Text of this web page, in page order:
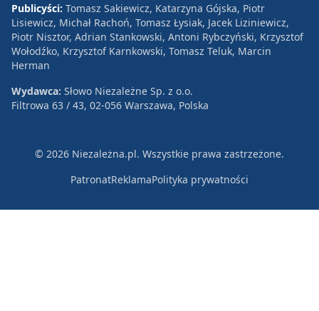
Publicyści: Tomasz Sakiewicz, Katarzyna Gójska, Piotr
Lisiewicz, Michał Rachoń, Tomasz Łysiak, Jacek Liziniewicz,
Piotr Nisztor, Adrian Stankowski, Antoni Rybczyński, Krzysztof
Wołodźko, Krzysztof Karnkowski, Tomasz Teluk, Marcin
Herman
Wydawca: Słowo Niezależne Sp. z o.o.
Filtrowa 63 / 43, 02-056 Warszawa, Polska
© 2026 Niezależna.pl. Wszystkie prawa zastrzeżone.
PatronatReklamaPolityka prywatności